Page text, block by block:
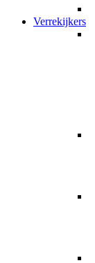
Verrekijkers